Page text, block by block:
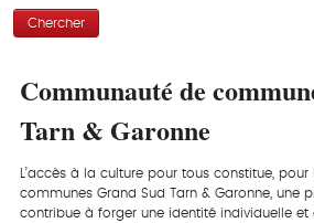
Chercher
Communauté de
Tarn & Garonne
L’accès à la culture pour tous constitue,
communes Grand Sud Tarn & Garonne, une
contribue à forger une identité individuelle et